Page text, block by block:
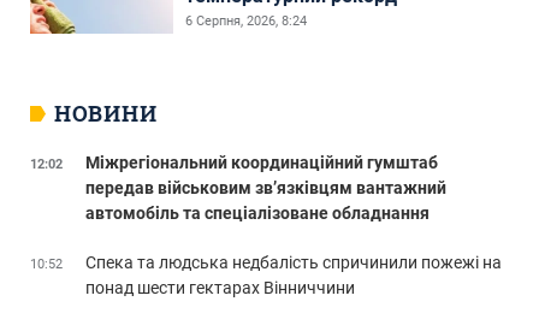
6 Серпня, 2026, 8:24
НОВИНИ
12:02
Міжрегіональний координаційний гумштаб
передав військовим зв’язківцям вантажний
автомобіль та спеціалізоване обладнання
10:52
Спека та людська недбалість спричинили пожежі на
понад шести гектарах Вінниччини